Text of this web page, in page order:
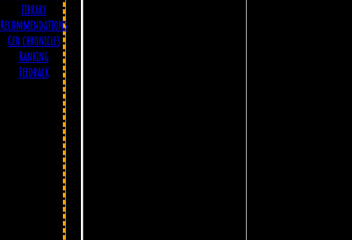
Library
Recommendations
Geo chronicles
Ranking
Feedback